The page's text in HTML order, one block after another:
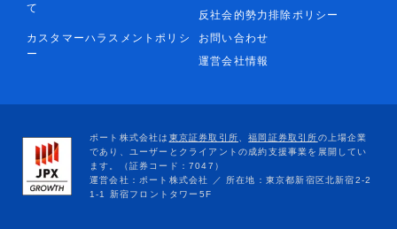
て
反社会的勢力排除ポリシー
カスタマーハラスメントポリシ
ー
お問い合わせ
運営会社情報